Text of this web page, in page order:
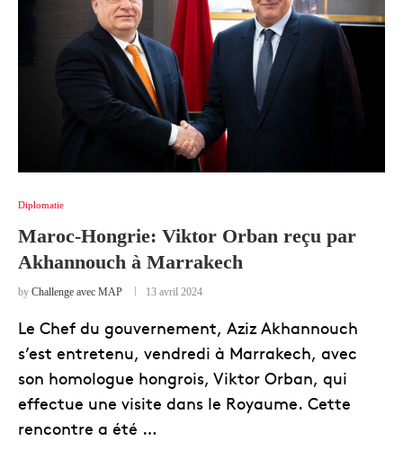
Diplomatie
Maroc-Hongrie: Viktor Orban reçu par
Akhannouch à Marrakech
by Challenge avec MAP 13 avril 2024
Le Chef du gouvernement, Aziz Akhannouch
s’est entretenu, vendredi à Marrakech, avec
son homologue hongrois, Viktor Orban, qui
effectue une visite dans le Royaume. Cette
rencontre a été …